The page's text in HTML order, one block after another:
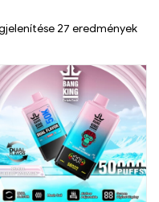
27 eredmények